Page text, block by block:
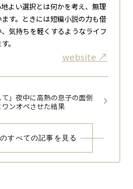
よい選択とは何かを考え、無理
す。ときには短編小説の力も借
気持ちを軽くするようなライフ
。
website
て」夜中に高熱の息子の面倒
ンオペさせた結果
すべての記事を見る